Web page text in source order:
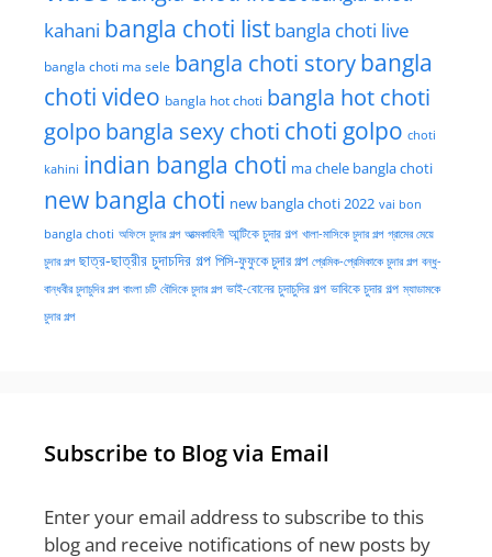
kahani bangla choti list bangla choti live
bangla choti ma sele bangla choti storybangla
choti video bangla hot choti bangla hot choti
golpo bangla sexy choti choti golpo choti
kahini indian bangla choti ma chele bangla choti
new bangla choti new bangla choti 2022 vai bon
bangla choti অফিসে চুদার গল্প আত্মকাহিনী আন্টিকে চুদার গল্প খালা-মাসিকে চুদার গল্প গ্রামের মেয়ে
চুদার গল্প ছাত্র-ছাত্রীর চুদাচদির গল্প পিসি-ফুফুকে চুদার গল্প প্রেমিক-প্রেমিকাকে চুদার গল্প বন্ধু-
বান্ধবীর চুদাচুদির গল্প বাংলা চটি বৌদিকে চুদার গল্প ভাই-বোনের চুদাচুদির গল্প ভাবিকে চুদার গল্প ম্যাডামকে
চুদার গল্প
Subscribe to Blog via Email
Enter your email address to subscribe to this
blog and receive notifications of new posts by